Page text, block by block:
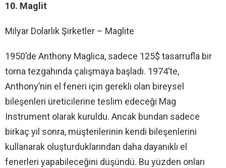
10. Maglit
Milyar Dolarlık Şirketler – Maglite
1950’de Anthony Maglica, sadece 125$ tasarrufla bir
torna tezgahında çalışmaya başladı. 1974’te,
Anthony’nin el feneri için gerekli olan bireysel
bileşenleri üreticilerine teslim edeceği Mag
Instrument olarak kuruldu. Ancak bundan sadece
birkaç yıl sonra, müşterilerinin kendi bileşenlerini
kullanarak oluşturduklarından daha dayanıklı el
fenerleri yapabileceğini düşündü. Bu yüzden onları